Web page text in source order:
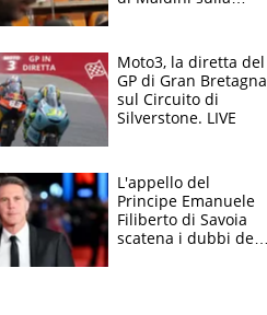
Moto3, la diretta del
GP di Gran Bretagna
sul Circuito di
Silverstone. LIVE
L'appello del
Principe Emanuele
Filiberto di Savoia
scatena i dubbi dei